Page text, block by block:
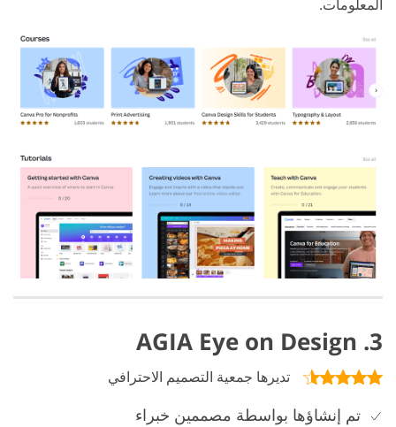
المعلومات.
3. AGIA Eye on Design
تديرها جمعية التصميم الاحترافي
تم إنشاؤها بواسطة مصممين خبراء